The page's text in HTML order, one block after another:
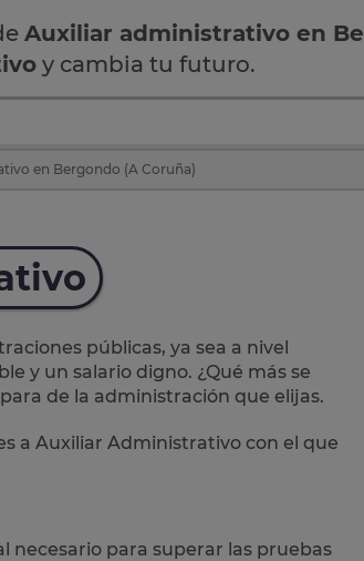
Auxiliar administrativo en
y cambia tu futuro.
en Bergondo (A Coruña)
públicas, ya sea a nivel
y un salario digno. ¿Qué más se
de la administración que elijas.
a Auxiliar Administrativo con el que
necesario para superar las pruebas